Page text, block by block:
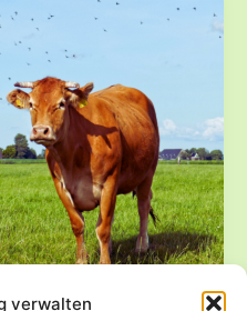
verwalten